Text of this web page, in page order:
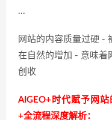
...
网站的内容质量过硬 -
在自然的增加 - 意味着
创收
AIGEO+时代赋予网
+全流程深度解析：